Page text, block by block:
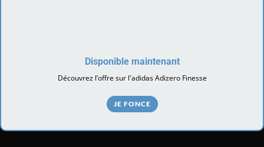
Disponible maintenant
Découvrez l’offre sur l'adidas Adizero Finesse
JE FONCE